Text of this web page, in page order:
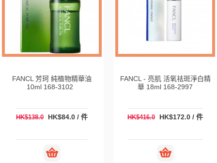
FANCL 芳珂 純植物精華油
10ml 168-3102
HK$138.0 HK$84.0 / 件
FANCL - 亮肌 活氧祛斑淨白精
華 18ml 168-2997
HK$416.0 HK$172.0 / 件